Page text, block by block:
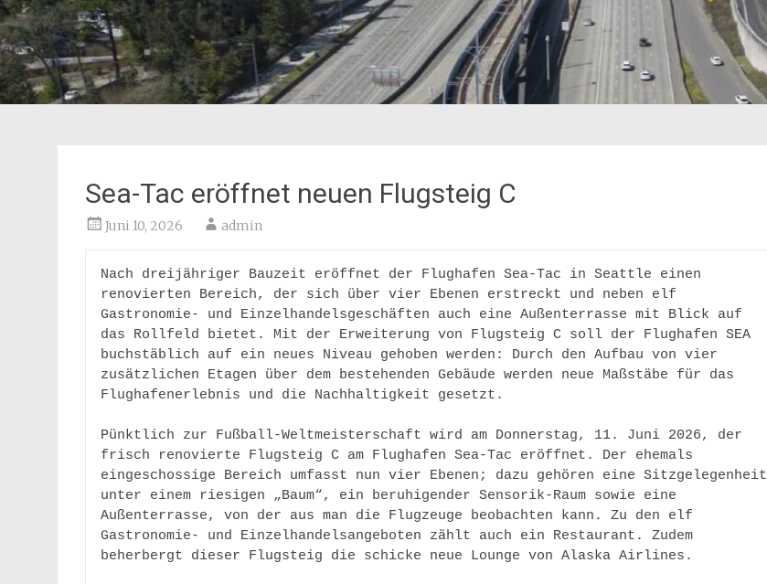
Sea-Tac eröffnet neuen Flugsteig C
Juni 10, 2026 admin
Nach dreijähriger Bauzeit eröffnet der Flughafen Sea-Tac in Seattle einen
renovierten Bereich, der sich über vier Ebenen erstreckt und neben elf
Gastronomie- und Einzelhandelsgeschäften auch eine Außenterrasse mit Blick auf
das Rollfeld bietet. Mit der Erweiterung von Flugsteig C soll der Flughafen SEA
buchstäblich auf ein neues Niveau gehoben werden: Durch den Aufbau von vier
zusätzlichen Etagen über dem bestehenden Gebäude werden neue Maßstäbe für das
Flughafenerlebnis und die Nachhaltigkeit gesetzt.
Pünktlich zur Fußball-Weltmeisterschaft wird am Donnerstag, 11. Juni 2026, der
frisch renovierte Flugsteig C am Flughafen Sea-Tac eröffnet. Der ehemals
eingeschossige Bereich umfasst nun vier Ebenen; dazu gehören eine Sitzgelegenheit
unter einem riesigen „Baum“, ein beruhigender Sensorik-Raum sowie eine
Außenterrasse, von der aus man die Flugzeuge beobachten kann. Zu den elf
Gastronomie- und Einzelhandelsangeboten zählt auch ein Restaurant. Zudem
beherbergt dieser Flugsteig die schicke neue Lounge von Alaska Airlines.